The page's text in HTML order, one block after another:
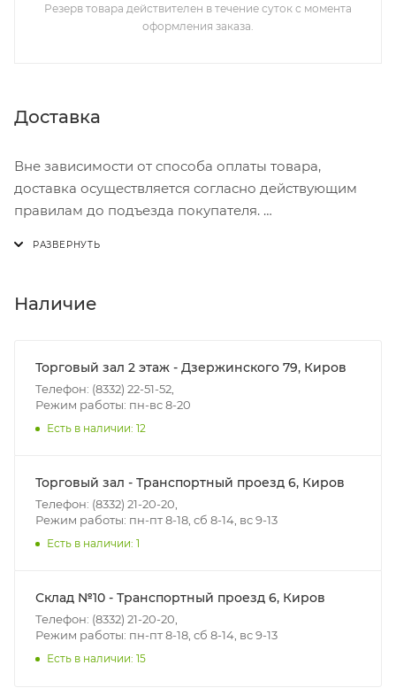
Резерв товара действителен в течение суток с момента
оформления заказа.
Доставка
Вне зависимости от способа оплаты товара,
доставка осуществляется согласно действующим
правилам до подъезда покупателя.
В субботу с 8:00 до 15:00
- зоны доставки;
- веса и габаритов товаров в заказе;
- количества торговых точек для погрузки товаров.
(перекрестки улиц):
• Дзержинского - Жуковского
• Ленина - 65 лет победы
• Московская - Ульяновская
• Чистопрудненская - Украинская
• Щорса – Ульяновская
Доставка в Нововятский р-он, Коминтерн, Костино и
Наличие
Торговый зал 2 этаж - Дзержинского 79, Киров
Телефон: (8332) 22-51-52,
Режим работы: пн-вс 8-20
Есть в наличии: 12
Торговый зал - Транспортный проезд 6, Киров
Телефон: (8332) 21-20-20,
Режим работы: пн-пт 8-18, сб 8-14, вс 9-13
Есть в наличии: 1
Склад №10 - Транспортный проезд 6, Киров
Телефон: (8332) 21-20-20,
Режим работы: пн-пт 8-18, сб 8-14, вс 9-13
Есть в наличии: 15